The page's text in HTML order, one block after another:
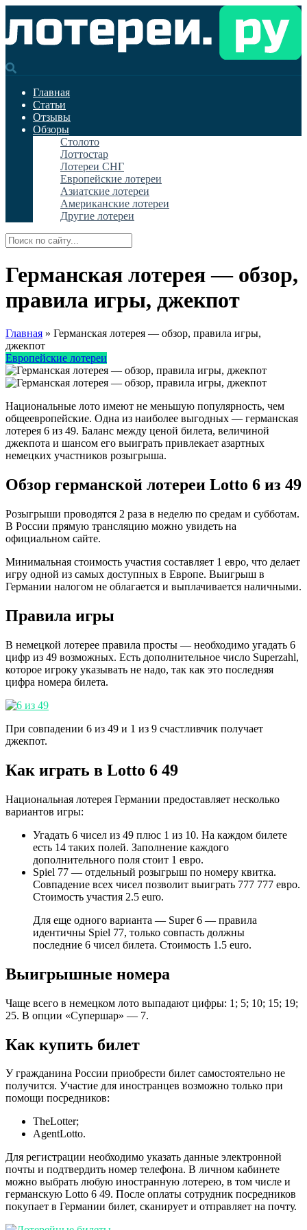
Главная
Статьи
Отзывы
Обзоры
Столото
Лоттостар
Лотереи СНГ
Европейские лотереи
Азиатские лотереи
Американские лотереи
Другие лотереи
Германская лотерея — обзор,
правила игры, джекпот
Главная » Германская лотерея — обзор, правила игры,
джекпот
Европейские лотереи
Национальные лото имеют не меньшую популярность, чем
общеевропейские. Одна из наиболее выгодных — германская
лотерея 6 из 49. Баланс между ценой билета, величиной
джекпота и шансом его выиграть привлекает азартных
немецких участников розыгрыша.
Обзор германской лотереи Lotto 6 из 49
Розыгрыши проводятся 2 раза в неделю по средам и субботам.
В России прямую трансляцию можно увидеть на
официальном сайте.
Минимальная стоимость участия составляет 1 евро, что делает
игру одной из самых доступных в Европе. Выигрыш в
Германии налогом не облагается и выплачивается наличными.
Правила игры
В немецкой лотерее правила просты — необходимо угадать 6
цифр из 49 возможных. Есть дополнительное число Superzahl,
которое игроку указывать не надо, так как это последняя
цифра номера билета.
При совпадении 6 из 49 и 1 из 9 счастливчик получает
джекпот.
Как играть в Lotto 6 49
Национальная лотерея Германии предоставляет несколько
вариантов игры:
Угадать 6 чисел из 49 плюс 1 из 10. На каждом билете
есть 14 таких полей. Заполнение каждого
дополнительного поля стоит 1 евро.
Spiel 77 — отдельный розыгрыш по номеру квитка.
Совпадение всех чисел позволит выиграть 777 777 евро.
Стоимость участия 2.5 euro.
Для еще одного варианта — Super 6 — правила
идентичны Spiel 77, только совпасть должны
последние 6 чисел билета. Стоимость 1.5 euro.
Выигрышные номера
Чаще всего в немецком лото выпадают цифры: 1; 5; 10; 15; 19;
25. В опции «Супершар» — 7.
Как купить билет
У гражданина России приобрести билет самостоятельно не
получится. Участие для иностранцев возможно только при
помощи посредников:
TheLotter;
AgentLotto.
Для регистрации необходимо указать данные электронной
почты и подтвердить номер телефона. В личном кабинете
можно выбрать любую иностранную лотерею, в том числе и
германскую Lotto 6 49. После оплаты сотрудник посредников
покупает в Германии билет, сканирует и отправляет на почту.